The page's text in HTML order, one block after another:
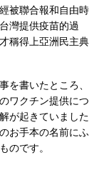
被聯合報和自由時
灣提供疫苗的過
稱得上亞洲民主典
を書いたところ、
ワクチン提供につ
が起きていました
お手本の名前にふ
のです。